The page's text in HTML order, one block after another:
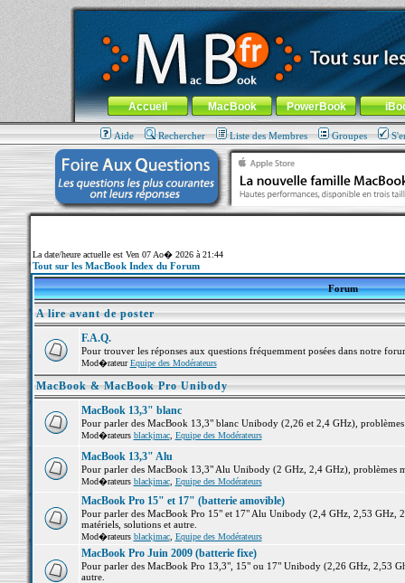
MacBook-fr.com : 100% Apple... 100% nomade !
Aller au contenu-Aller au menu général-Aller au menu de
Menu général
Accueil MacBook PowerBook
Aide Rechercher Liste des Membres Groupes
La date/heure actuelle est Ven 07 Ao� 2026 à 21:44
Tout sur les MacBook Index du Forum
Forum
A lire avant de poster
F.A.Q.
Pour trouver les réponses aux questions fréquemment posées dans notre
Mod�rateurEquipe des Modérateurs
MacBook & MacBook Pro Unibody
MacBook 13,3" blanc
Pour parler des MacBook 13,3" blanc Unibody (2,26 et 2,4 GHz),
Mod�rateurs blackjmac, Equipe des Modérateurs
MacBook 13,3" Alu
Pour parler des MacBook 13,3" Alu Unibody (2 GHz, 2,4 GHz), problèmes
Mod�rateurs blackjmac, Equipe des Modérateurs
MacBook Pro 15" et 17" (batterie amovible)
Pour parler des MacBook Pro 15" et 17" Alu Unibody (2,4 GHz, 2,53 GHz,
matériels, solutions et autre.
Mod�rateurs blackjmac, Equipe des Modérateurs
MacBook Pro Juin 2009 (batterie fixe)
Pour parler des MacBook Pro 13,3", 15" ou 17" Unibody (2,26 GHz, 2,53
autre.